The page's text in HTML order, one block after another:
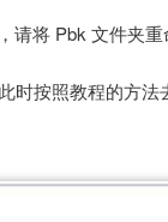
将 Pbk 文件夹重
按照教程的方法